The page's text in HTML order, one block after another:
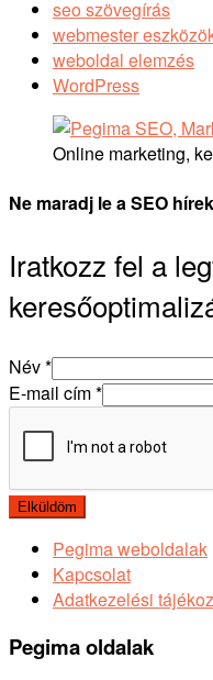
seo szövegírás
webmester
weboldal elemzés
WordPress
Online marketing,
Ne maradj le a SEO
Iratkozz fel a
Név*
E-mail cím*
Elküldöm
Pegima weboldalak
Kapcsolat
Adatkezelési
Pegima oldalak